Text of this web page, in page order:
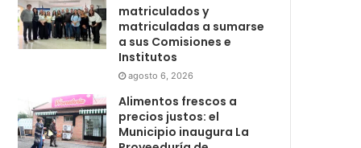
matriculados y
matriculadas a sumarse
a sus Comisiones e
Institutos
agosto 6, 2026
Alimentos frescos a
precios justos: el
Municipio inaugura La